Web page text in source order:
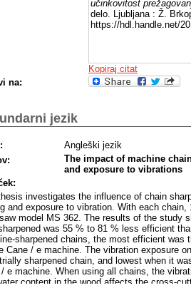
učinkovitost
delo. Ljubljana : Ž.
https://hdl.handle.net/
Kopiraj citat
na:
jezik
Angleški jezik
The impact of machine
and exposure to vibrations
investigates the influence of chain
and exposure to vibration. With each
model MS 362. The results of the study
was 55 % to 81 % less efficient
sharpened chains, the most efficient was
Cane / e machine. The vibration exposure
sharpened chain, and lowest when it
e machine. When using all chains, the
content in the wood affects the cross-